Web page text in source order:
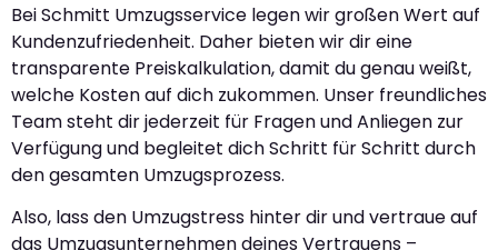
Bei Schmitt Umzugsservice legen wir großen Wert auf
Kundenzufriedenheit. Daher bieten wir dir eine
transparente Preiskalkulation, damit du genau weißt,
welche Kosten auf dich zukommen. Unser freundliches
Team steht dir jederzeit für Fragen und Anliegen zur
Verfügung und begleitet dich Schritt für Schritt durch
den gesamten Umzugsprozess.
Also, lass den Umzugstress hinter dir und vertraue auf
das Umzugsunternehmen deines Vertrauens –